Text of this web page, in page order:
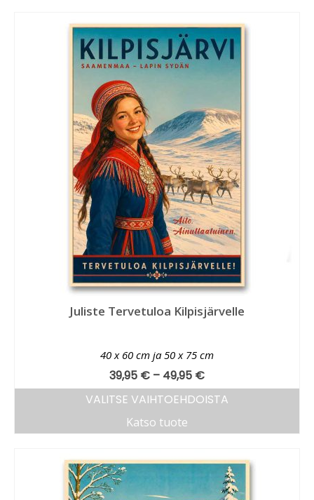
Juliste Tervetuloa Kilpisjärvelle
40 x 60 cm ja 50 x 75 cm
39,95 € – 49,95 €
VALITSE VAIHTOEHDOISTA
Katso tuote